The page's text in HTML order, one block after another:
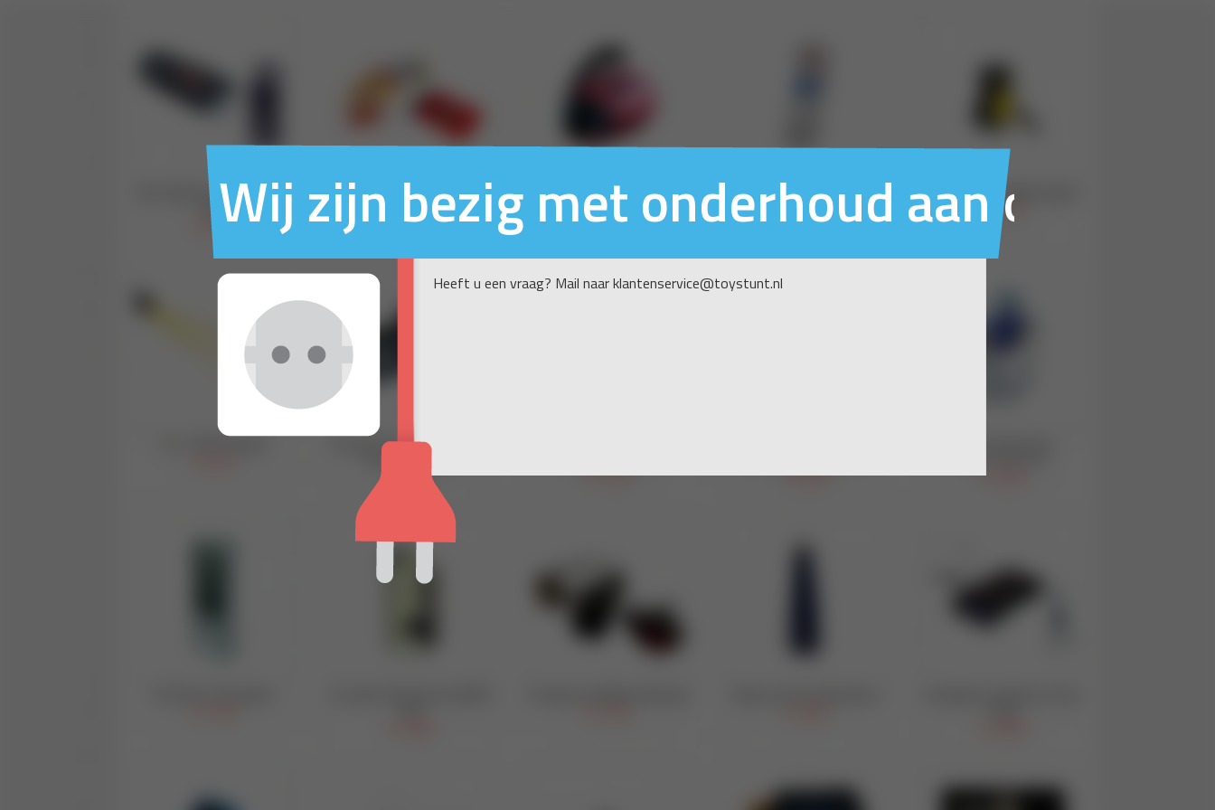
Wij zijn bezig met onderhoud aan ons
Heeft u een vraag? Mail naar klantenservice@toystunt.nl